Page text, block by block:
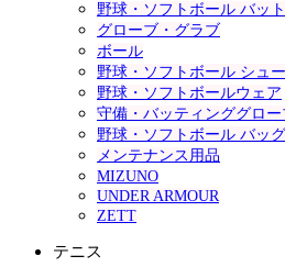
野球・ソフトボール バット
グローブ・グラブ
ボール
野球・ソフトボール シュ
野球・ソフトボールウェア
守備・バッティンググロー
野球・ソフトボール バッ
メンテナンス用品
MIZUNO
UNDER ARMOUR
ZETT
テニス